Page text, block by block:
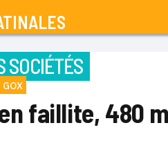
SOCIÉTÉS
GOX
faillite, 480